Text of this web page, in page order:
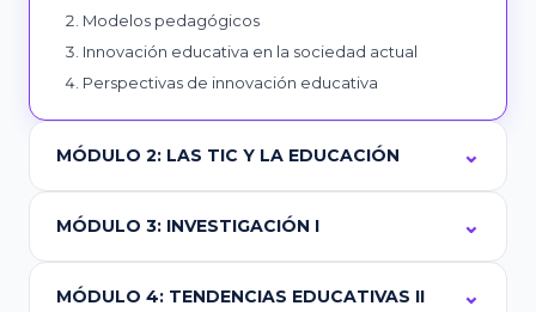
Modelos pedagógicos
Innovación educativa en la sociedad actual
Perspectivas de innovación educativa
MÓDULO 2: LAS TIC Y LA EDUCACIÓN
MÓDULO 3: INVESTIGACIÓN I
MÓDULO 4: TENDENCIAS EDUCATIVAS II